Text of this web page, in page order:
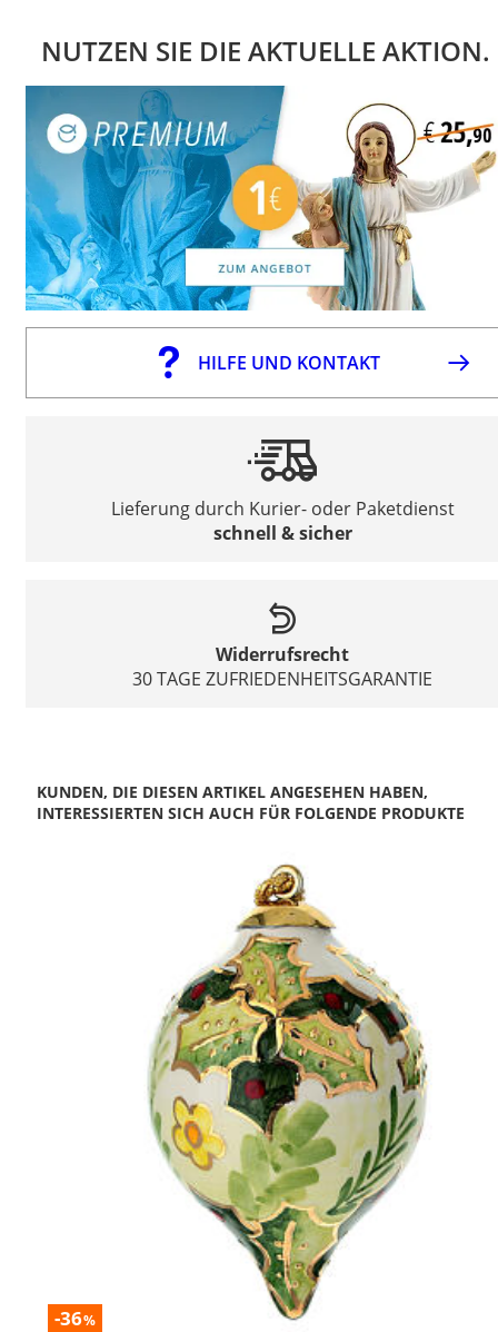
NUTZEN SIE DIE AKTUELLE AKTION.
HILFE UND KONTAKT
Lieferung durch Kurier- oder Paketdienst
schnell & sicher
Widerrufsrecht
30 TAGE ZUFRIEDENHEITSGARANTIE
KUNDEN, DIE DIESEN ARTIKEL ANGESEHEN HABEN,
INTERESSIERTEN SICH AUCH FÜR FOLGENDE PRODUKTE
-36%